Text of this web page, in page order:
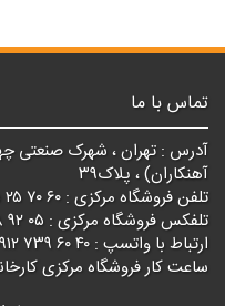
تماس با ما
آدرس : تهران ، شهرک صنعتی
آهنکاران) ، پلاک۳۹
تلفن فروشگاه مرکزی : ۶۰ ۷۰ ۲۵ ۵۵ - ۰۲۱
تلفکس فروشگاه مرکزی : ۰۵ ۹۲ ۲۸ ۵۵ - ۰۲۱
ارتباط با واتسپ : ۴۰ ۶۰ ۷۳۹ ۰۹۱۲
ساعت کار فروشگاه مرکزی کارخانه از ساعت